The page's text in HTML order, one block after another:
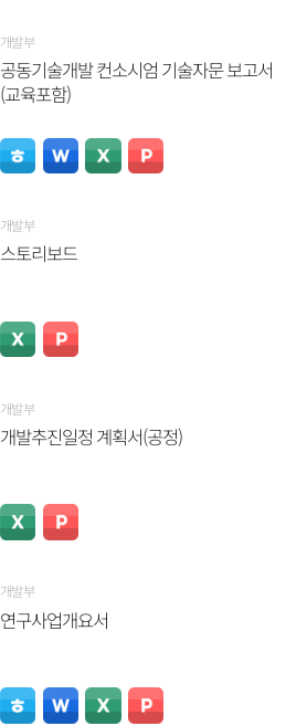
개발부
공동기술개발 컨소시엄 기술자문 보고서
(교육포함)
개발부
스토리보드
개발부
개발추진일정 계획서(공정)
개발부
연구사업개요서